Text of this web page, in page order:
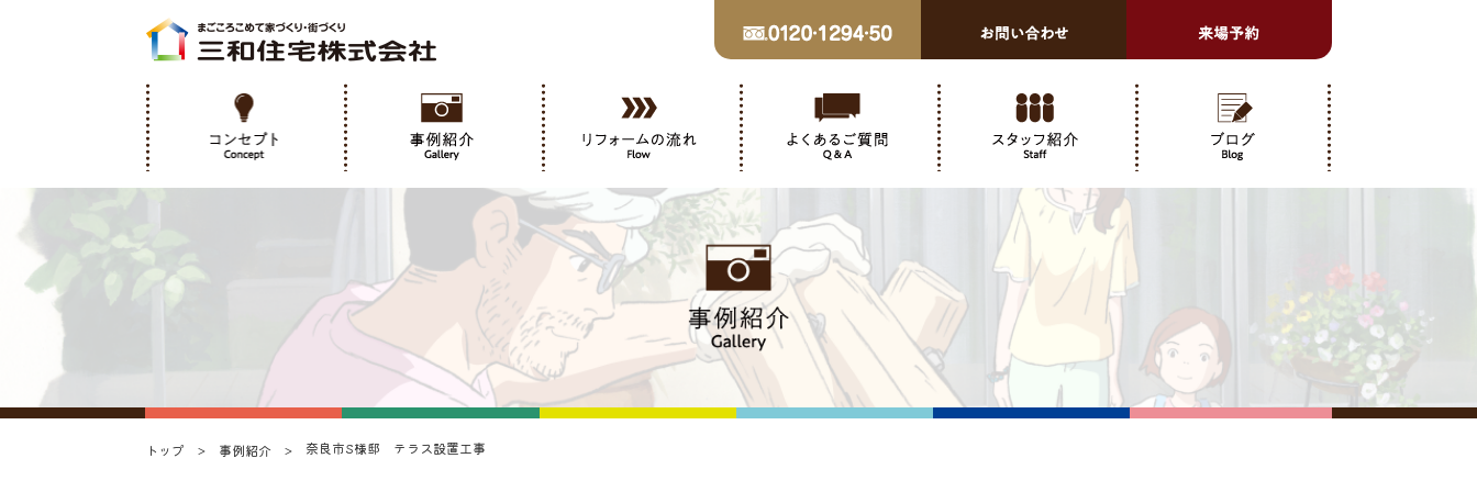
トップ 事例紹介 奈良市S様邸 テラス設置工事